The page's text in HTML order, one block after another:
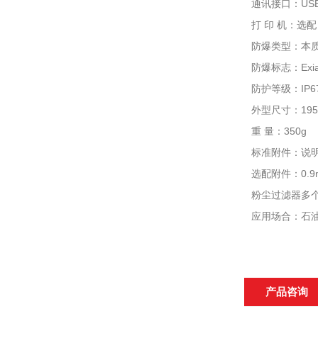
通讯接口：
打 印 机：选
防爆类型：本
防爆标志：
防护等级：
外型尺寸：
重 量：350g
标准附件：说
选配附件：
粉尘过滤器多
应用场合：石
产品咨询